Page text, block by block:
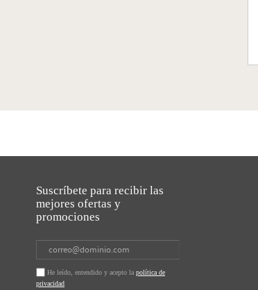
Suscríbete para recibir las
mejores ofertas y
promociones
He leído, entendido y acepto la política de
privacidad